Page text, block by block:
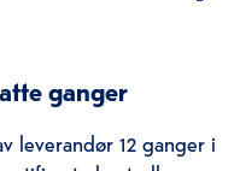
ganger
leverandør 12 ganger i